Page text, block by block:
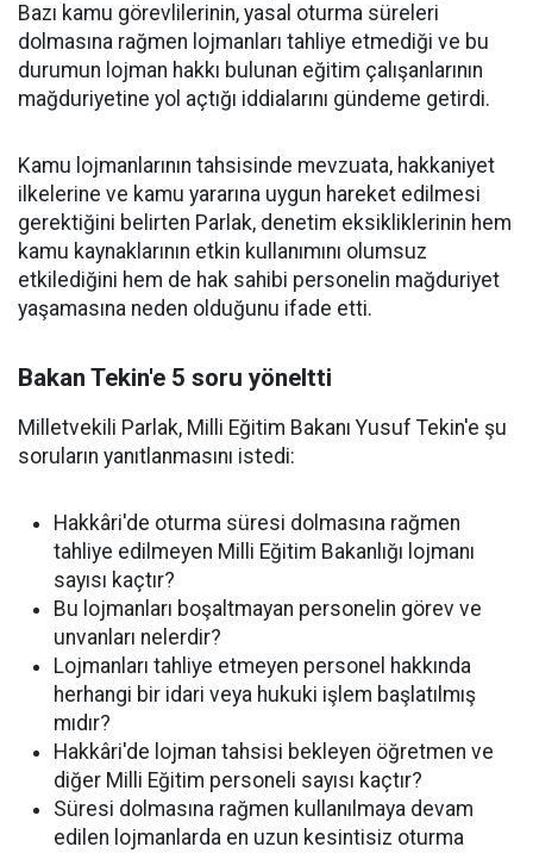
Bazı kamu görevlilerinin, yasal oturma süreleri
dolmasına rağmen lojmanları tahliye etmediği ve bu
durumun lojman hakkı bulunan eğitim çalışanlarının
mağduriyetine yol açtığı iddialarını gündeme getirdi.
Kamu lojmanlarının tahsisinde mevzuata, hakkaniyet
ilkelerine ve kamu yararına uygun hareket edilmesi
gerektiğini belirten Parlak, denetim eksikliklerinin hem
kamu kaynaklarının etkin kullanımını olumsuz
etkilediğini hem de hak sahibi personelin mağduriyet
yaşamasına neden olduğunu ifade etti.
Bakan Tekin'e 5 soru yöneltti
Milletvekili Parlak, Milli Eğitim Bakanı Yusuf Tekin'e şu
soruların yanıtlanmasını istedi:
Hakkâri'de oturma süresi dolmasına rağmen
tahliye edilmeyen Milli Eğitim Bakanlığı lojmanı
sayısı kaçtır?
Bu lojmanları boşaltmayan personelin görev ve
unvanları nelerdir?
Lojmanları tahliye etmeyen personel hakkında
herhangi bir idari veya hukuki işlem başlatılmış
mıdır?
Hakkâri'de lojman tahsisi bekleyen öğretmen ve
diğer Milli Eğitim personeli sayısı kaçtır?
Süresi dolmasına rağmen kullanılmaya devam
edilen lojmanlarda en uzun kesintisiz oturma